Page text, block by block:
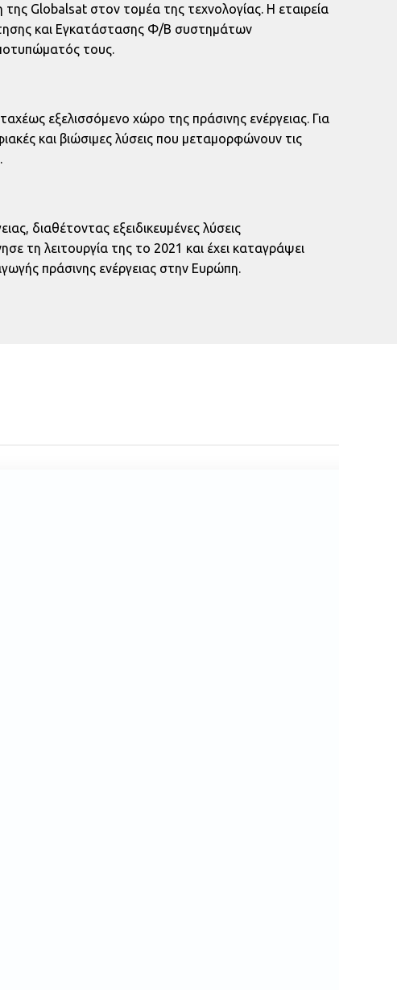
Globalsat στον τομέα της τεχνολογίας. Η εταιρεία
και Εγκατάστασης Φ/Β συστημάτων
τους.
εξελισσόμενο χώρο της πράσινης ενέργειας. Για
και βιώσιμες λύσεις που μεταμορφώνουν τις
διαθέτοντας εξειδικευμένες λύσεις
τη λειτουργία της το 2021 και έχει καταγράψει
πράσινης ενέργειας στην Ευρώπη.